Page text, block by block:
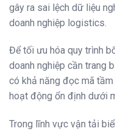
gây ra sai lệch dữ liệu
doanh nghiệp logistics.
Để tối ưu hóa quy trình
doanh nghiệp cần trang
có khả năng đọc mã
hoạt động ổn định dưới
Trong lĩnh vực vận tải